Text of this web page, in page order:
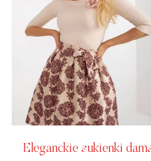
Eleganckie sukienki